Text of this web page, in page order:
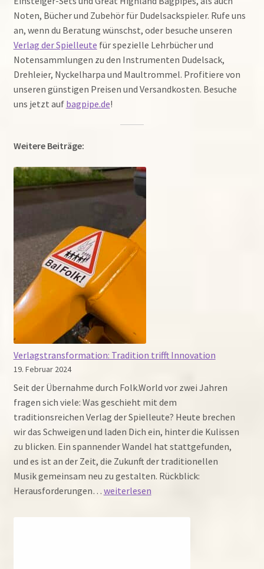
Noten, Bücher und Zubehör für Dudelsackspieler. Rufe uns
an, wenn du Beratung wünschst, oder besuche unseren
Verlag der Spielleute für spezielle Lehrbücher und
Notensammlungen zu den Instrumenten Dudelsack,
Drehleier, Nyckelharpa und Maultrommel. Profitiere von
unseren günstigen Preisen und Versandkosten. Besuche
uns jetzt auf bagpipe.de!
Weitere Beiträge:
Verlagstransformation: Tradition trifft Innovation
19. Februar 2024
Seit der Übernahme durch Folk.World vor zwei Jahren
fragen sich viele: Was geschieht mit dem
traditionsreichen Verlag der Spielleute? Heute brechen
wir das Schweigen und laden Dich ein, hinter die Kulissen
zu blicken. Ein spannender Wandel hat stattgefunden,
und es ist an der Zeit, die Zukunft der traditionellen
Musik gemeinsam neu zu gestalten. Rückblick:
Herausforderungen… Verlagstransformation:
trifft
weiterlesen